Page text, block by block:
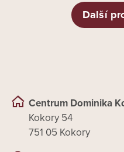
Další
Centrum Dominika
Kokory 54
751 05 Kokory